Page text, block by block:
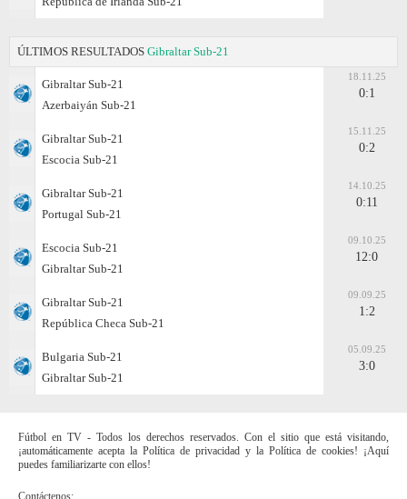
ÚLTIMOS RESULTADOS Gibraltar Sub-21
Gibraltar Sub-21
Azerbaiyán Sub-21
18.11.25
0:1
Gibraltar Sub-21
Escocia Sub-21
15.11.25
0:2
Gibraltar Sub-21
Portugal Sub-21
14.10.25
0:11
Escocia Sub-21
Gibraltar Sub-21
09.10.25
12:0
Gibraltar Sub-21
República Checa Sub-21
09.09.25
1:2
Bulgaria Sub-21
Gibraltar Sub-21
05.09.25
3:0
Fútbol en TV - Todos los derechos reservados. Con el sitio que está visitando,
¡automáticamente acepta la Política de privacidad y la Política de cookies! ¡Aquí
puedes familiarizarte con ellos!
Contáctenos: